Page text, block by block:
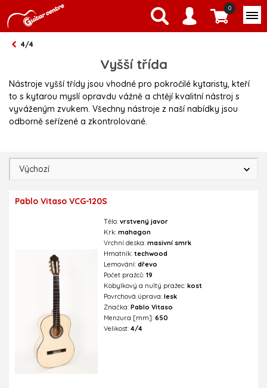
0
4/4
Vyšší třída
Nástroje vyšší třídy jsou vhodné pro pokročilé kytaristy, kteří
to s kytarou myslí opravdu vážně a chtějí kvalitní nástroj s
vyváženým zvukem. Všechny nástroje z naší nabídky jsou
odborně seřízené a zkontrolované.
Pablo Vitaso VCG-120S
Tělo:vrstvený javor
Krk:mahagon
Vrchní deska:masivní smrk
Hmatník:techwood
Lemování:dřevo
Počet pražců:19
Kobylkový a nultý pražec:kost
Povrchová úprava:lesk
Značka:Pablo Vitaso
Menzura [mm]:650
Velikost:4/4